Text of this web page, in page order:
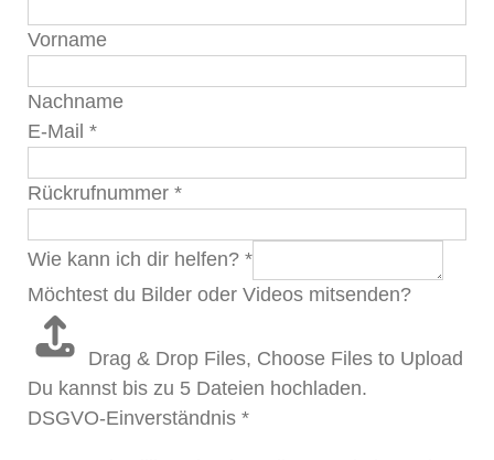
Vorname
Nachname
E-Mail *
Rückrufnummer *
Wie kann ich dir helfen? *
Möchtest du Bilder oder Videos mitsenden?
Drag & Drop Files, Choose Files to Upload
Du kannst bis zu 5 Dateien hochladen.
DSGVO-Einverständnis *